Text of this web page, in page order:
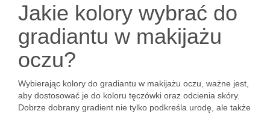
Jakie kolory wybrać do
gradiantu w makijażu
oczu?
Wybierając kolory do gradiantu w makijażu oczu, ważne jest,
aby dostosować je do koloru tęczówki oraz odcienia skóry.
Dobrze dobrany gradient nie tylko podkreśla urodę, ale także